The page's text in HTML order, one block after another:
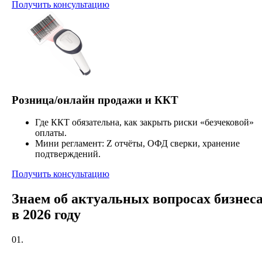
Получить консультацию
Розница/онлайн продажи и ККТ
Где ККТ обязательна, как закрыть риски «безчековой»
оплаты.
Мини регламент: Z отчёты, ОФД сверки, хранение
подтверждений.
Получить консультацию
Знаем об актуальных вопросах
в 2026 году
01.